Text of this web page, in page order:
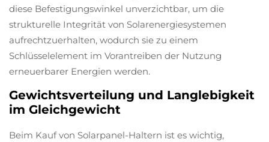
diese Befestigungswinkel unverzichtbar, um die
strukturelle Integrität von Solarenergiesystemen
aufrechtzuerhalten, wodurch sie zu einem
Schlüsselelement im Vorantreiben der Nutzung
erneuerbarer Energien werden.
Gewichtsverteilung und Langlebigkeit
im Gleichgewicht
Beim Kauf von Solarpanel-Haltern ist es wichtig,